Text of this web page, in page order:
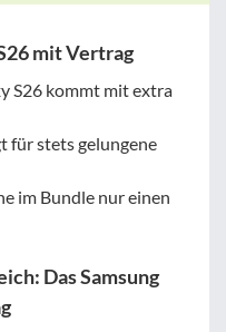
mit Vertrag
S26 kommt mit extra
für stets gelungene
im Bundle nur einen
Das Samsung